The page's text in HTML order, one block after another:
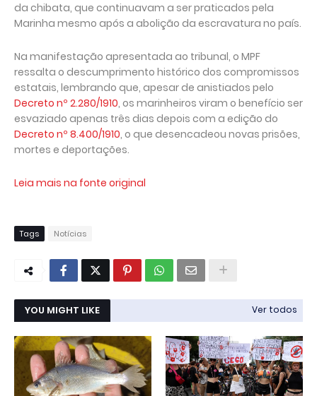
da chibata, que continuavam a ser praticados pela
Marinha mesmo após a abolição da escravatura no país.
Na manifestação apresentada ao tribunal, o MPF
ressalta o descumprimento histórico dos compromissos
estatais, lembrando que, apesar de anistiados pelo
Decreto nº 2.280/1910, os marinheiros viram o benefício ser
esvaziado apenas três dias depois com a edição do
Decreto nº 8.400/1910, o que desencadeou novas prisões,
mortes e deportações.
Leia mais na fonte original
Tags Notícias
YOU MIGHT LIKE Ver todos